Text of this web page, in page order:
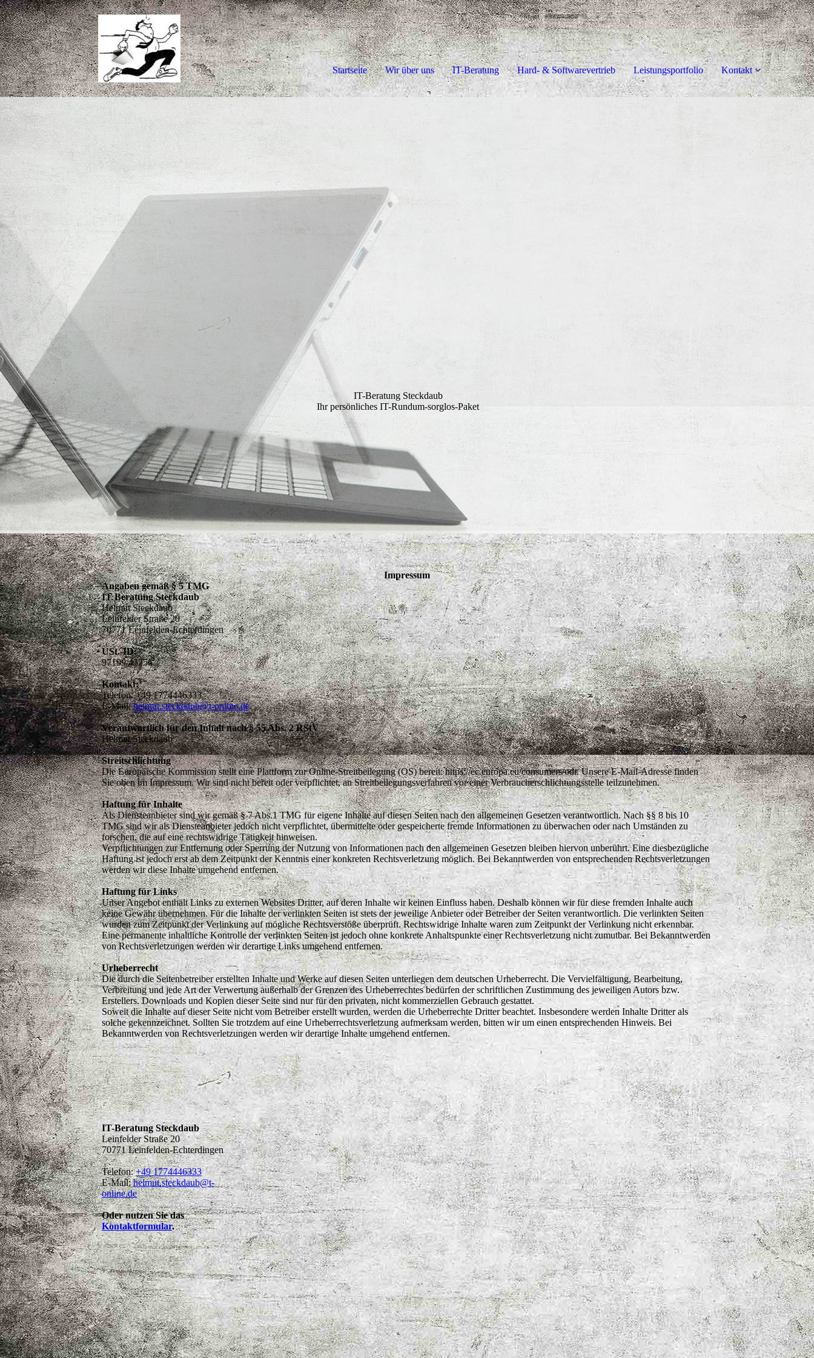
Startseite Wir über uns IT-Beratung Hard- & Softwarevertrieb Leistungsportfolio Kontakt
IT-Beratung Steckdaub
Ihr persönliches IT-Rundum-sorglos-Paket
Impressum
Angaben gemäß § 5 TMG
IT Beratung Steckdaub
Helmut Steckdaub
Leinfelder Straße 20
70771 Leinfelden-Echterdingen
USt.-ID:
97199/43756
Kontakt:
Telefon: +49 1774446333
E-Mail:helmut.steckdaub@t-online.de
Verantwortlich für den Inhalt nach § 55 Abs. 2 RStV
Helmut Steckdaub
Streitschlichtung
Die Europäische Kommission stellt eine Plattform zur Online-Streitbeilegung (OS) bereit: https://ec.europa.eu/consumers/odr. Unsere E-Mail-Adresse finden
Sie oben im Impressum. Wir sind nicht bereit oder verpflichtet, an Streitbeilegungsverfahren vor einer Verbraucherschlichtungsstelle teilzunehmen.
Haftung für Inhalte
Als Diensteanbieter sind wir gemäß § 7 Abs.1 TMG für eigene Inhalte auf diesen Seiten nach den allgemeinen Gesetzen verantwortlich. Nach §§ 8 bis 10
TMG sind wir als Diensteanbieter jedoch nicht verpflichtet, übermittelte oder gespeicherte fremde Informationen zu überwachen oder nach Umständen zu
forschen, die auf eine rechtswidrige Tätigkeit hinweisen.
Verpflichtungen zur Entfernung oder Sperrung der Nutzung von Informationen nach den allgemeinen Gesetzen bleiben hiervon unberührt. Eine diesbezügliche
Haftung ist jedoch erst ab dem Zeitpunkt der Kenntnis einer konkreten Rechtsverletzung möglich. Bei Bekanntwerden von entsprechenden Rechtsverletzungen
werden wir diese Inhalte umgehend entfernen.
Haftung für Links
Unser Angebot enthält Links zu externen Websites Dritter, auf deren Inhalte wir keinen Einfluss haben. Deshalb können wir für diese fremden Inhalte auch
keine Gewähr übernehmen. Für die Inhalte der verlinkten Seiten ist stets der jeweilige Anbieter oder Betreiber der Seiten verantwortlich. Die verlinkten Seiten
wurden zum Zeitpunkt der Verlinkung auf mögliche Rechtsverstöße überprüft. Rechtswidrige Inhalte waren zum Zeitpunkt der Verlinkung nicht erkennbar.
Eine permanente inhaltliche Kontrolle der verlinkten Seiten ist jedoch ohne konkrete Anhaltspunkte einer Rechtsverletzung nicht zumutbar. Bei Bekanntwerden
von Rechtsverletzungen werden wir derartige Links umgehend entfernen.
Urheberrecht
Die durch die Seitenbetreiber erstellten Inhalte und Werke auf diesen Seiten unterliegen dem deutschen Urheberrecht. Die Vervielfältigung, Bearbeitung,
Verbreitung und jede Art der Verwertung außerhalb der Grenzen des Urheberrechtes bedürfen der schriftlichen Zustimmung des jeweiligen Autors bzw.
Erstellers. Downloads und Kopien dieser Seite sind nur für den privaten, nicht kommerziellen Gebrauch gestattet.
Soweit die Inhalte auf dieser Seite nicht vom Betreiber erstellt wurden, werden die Urheberrechte Dritter beachtet. Insbesondere werden Inhalte Dritter als
solche gekennzeichnet. Sollten Sie trotzdem auf eine Urheberrechtsverletzung aufmerksam werden, bitten wir um einen entsprechenden Hinweis. Bei
Bekanntwerden von Rechtsverletzungen werden wir derartige Inhalte umgehend entfernen.
IT-Beratung Steckdaub
Leinfelder Straße 20
70771 Leinfelden-Echterdingen
Telefon:+49 1774446333
E-Mail:helmut.steckdaub@t-
online.de
Oder nutzen Sie das
Kontaktformular.